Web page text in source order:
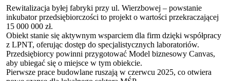
Rewitalizacja byłej fabryki przy ul. Wierzbowej – powstanie
inkubator przedsiębiorczości to projekt o wartości przekraczającej
15 000 000 zł.
Obiekt stanie się aktywnym wsparciem dla firm dzięki współpracy
z LPNT, oferując dostęp do specjalistycznych laboratoriów.
Przedsiębiorcy powinni przygotować Model biznesowy Canvas,
aby ubiegać się o miejsce w tym obiekcie.
Pierwsze prace budowlane ruszają w czerwcu 2025, co otwiera